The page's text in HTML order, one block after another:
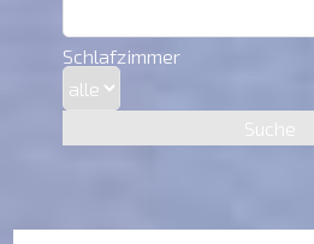
VERKAUFEN
Schlafzimmer
Suche